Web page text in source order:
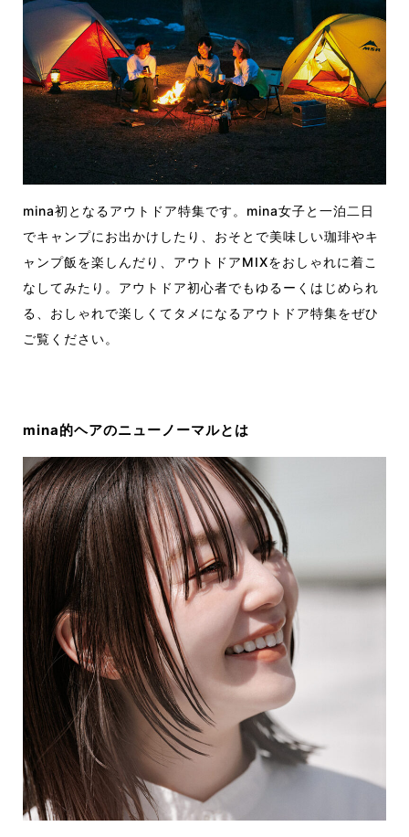
mina初となるアウトドア特集です。mina女子と一泊二日
でキャンプにお出かけしたり、おそとで美味しい珈琲やキ
ャンプ飯を楽しんだり、アウトドアMIXをおしゃれに着こ
なしてみたり。アウトドア初心者でもゆるーくはじめられ
る、おしゃれで楽しくてタメになるアウトドア特集をぜひ
ご覧ください。
mina的ヘアのニューノーマルとは